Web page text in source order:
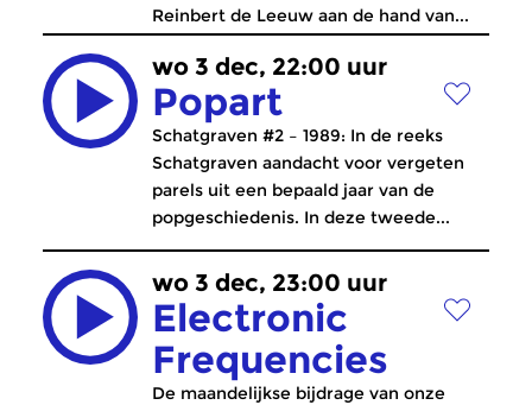
Reinbert de Leeuw aan de hand van...
wo 3 dec, 22:00 uur
Popart
Schatgraven #2 – 1989: In de reeks
Schatgraven aandacht voor vergeten
parels uit een bepaald jaar van de
popgeschiedenis. In deze tweede...
wo 3 dec, 23:00 uur
Electronic
Frequencies
De maandelijkse bijdrage van onze